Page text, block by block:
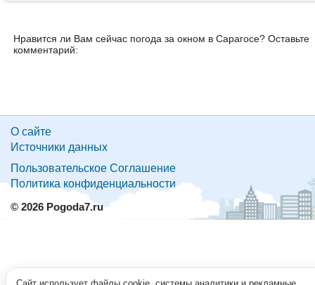
Нравится ли Вам сейчас погода за окном в Сарагосе? Оставьте
комментарий:
О сайте
Источники данных
Пользовательское Соглашение
Политика конфиденциальности
© 2026 Pogoda7.ru